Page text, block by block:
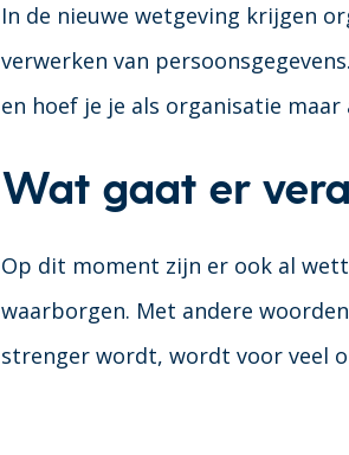
In de nieuwe wetgeving krijgen
verwerken van
en hoef je je als organisatie
Wat gaat er
Op dit moment zijn er ook al
waarborgen. Met andere
strenger wordt, wordt voor veel